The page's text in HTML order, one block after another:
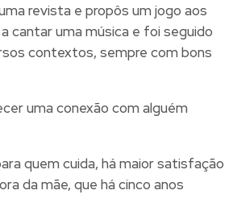
revista e propôs um jogo aos
cantar uma música e foi seguido
contextos, sempre com bons
uma conexão com alguém
quem cuida, há maior satisfação
da mãe, que há cinco anos